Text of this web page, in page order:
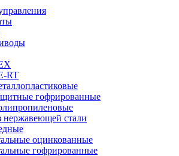
RT
гофрированные
нержавеющей стали
оцинкованные
гофрированные